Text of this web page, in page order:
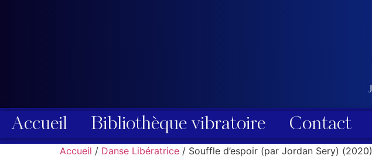
Accueil Bibliothèque vibratoire Contact
Accueil / Danse Libératrice / Souffle d’espoir (par Jordan Sery) (2020)